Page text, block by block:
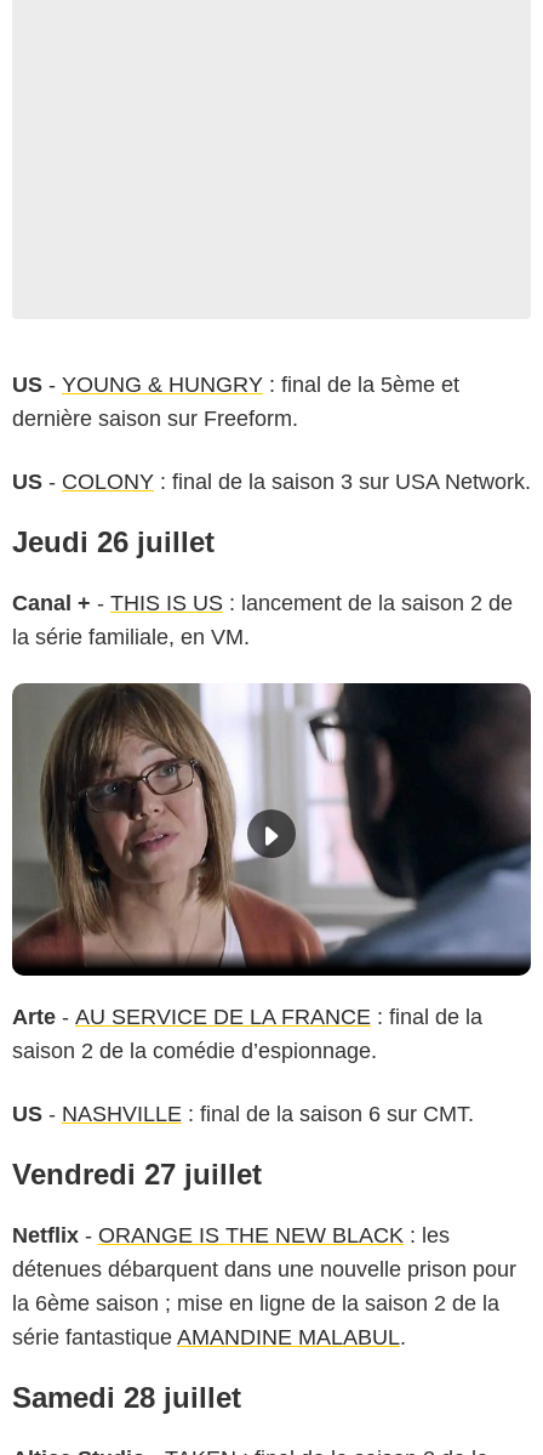
US - YOUNG & HUNGRY : final de la 5ème et
dernière saison sur Freeform.
US - COLONY : final de la saison 3 sur USA Network.
Jeudi 26 juillet
Canal + - THIS IS US : lancement de la saison 2 de
la série familiale, en VM.
Arte - AU SERVICE DE LA FRANCE : final de la
saison 2 de la comédie d’espionnage.
US - NASHVILLE : final de la saison 6 sur CMT.
Vendredi 27 juillet
Netflix - ORANGE IS THE NEW BLACK : les
détenues débarquent dans une nouvelle prison pour
la 6ème saison ; mise en ligne de la saison 2 de la
série fantastique AMANDINE MALABUL.
Samedi 28 juillet